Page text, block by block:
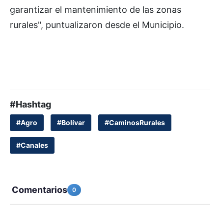
garantizar el mantenimiento de las zonas
rurales", puntualizaron desde el Municipio.
#Hashtag
#Agro #Bolívar #CaminosRurales
#Canales
Comentarios 0